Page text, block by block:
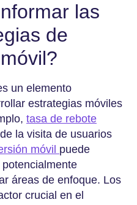
las
de
un elemento
estrategias móviles
tasa de rebote
la visita de usuarios
móvil puede
áreas de enfoque. Los
crucial en el